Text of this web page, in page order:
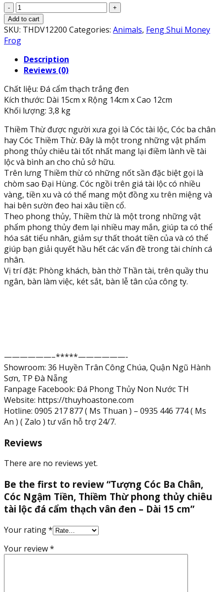
Tượng
Cóc
Ba
Chân,
Ngậm
Tiền,
Thừ
phong
thủy
chiêu
tài
lộc
đá
cẩm
thạch
vân
đen
-
Dài
15
cm
quantity
Add to cart
SKU: THDV12200 Categories: Animals, Feng Shui Money
Frog
Description
Reviews (0)
Chất liệu: Đá cẩm thạch trắng đen
Kích thước: Dài 15cm x Rộng 14cm x Cao 12cm
Khối lượng: 3,8 kg
Thiềm Thừ được người xưa gọi là Cóc tài lộc, Cóc ba chân
hay Cóc Thiềm Thừ. Đây là một trong những vật phẩm
phong thủy chiêu tài tốt nhất mang lại điềm lành về tài
lộc và bình an cho chủ sở hữu.
Trên lưng Thiềm thừ có những nốt sần đặc biệt gọi là
chòm sao Đại Hùng. Cóc ngồi trên giá tài lộc có nhiều
vàng, tiền xu và có thể mang một đồng xu trên miệng và
hai bên sườn đeo hai xâu tiền cổ.
Theo phong thủy, Thiềm thừ là một trong những vật
phẩm phong thủy đem lại nhiều may mắn, giúp ta có thể
hóa sát tiểu nhân, giảm sự thất thoát tiền của và có thể
giúp bạn giải quyết hầu hết các vấn đề trong tài chính cá
nhân.
Vị trí đặt: Phòng khách, bàn thờ Thần tài, trên quầy thu
ngân, bàn làm việc, két sắt, bàn lễ tân của công ty.
——————–*****——————-
Showroom: 36 Huyền Trân Công Chúa, Quận Ngũ Hành
Sơn, TP Đà Nẵng
Fanpage Facebook: Đá Phong Thủy Non Nước TH
Website: https://thuyhoastone.com
Hotline: 0905 217 877 ( Ms Thuan ) – 0935 446 774 ( Ms
An ) ( Zalo ) tư vấn hỗ trợ 24/7.
Reviews
There are no reviews yet.
Be the first to review “Tượng Cóc Ba Chân,
Cóc Ngậm Tiền, Thiềm Thừ phong thủy chiêu
tài lộc đá cẩm thạch vân đen – Dài 15 cm”
Your rating*
Your review*